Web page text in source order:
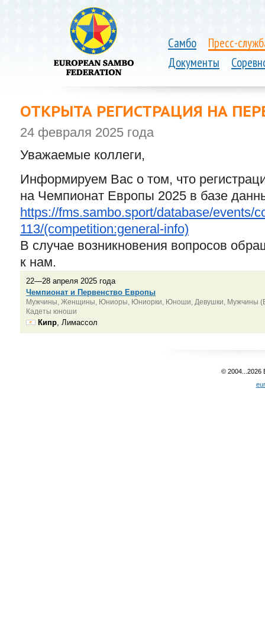
Самбо
Пресс-
Документы
ОТКРЫТА РЕГИСТРАЦИЯ НА
24 февраля 2025 года
Уважаемые коллеги,
Информируем Вас о том, что
на Чемпионат Европы 2025 в базе
https://fms.sambo.sport/database/events/
113/(competition:general-info)
В случае возникновения вопросов
к нам.
22—28 апреля 2025 года
Чемпионат и Первенство Европы
Мужчины, Женщины, Юниоры, Юниорки, Юноши, Девушки, Мужчины
Кадеты юноши
Кипр , Лимассол
© 2004...2026